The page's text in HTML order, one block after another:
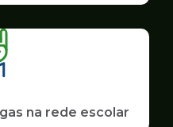
na rede escolar